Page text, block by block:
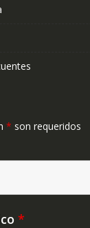
* son requeridos
*